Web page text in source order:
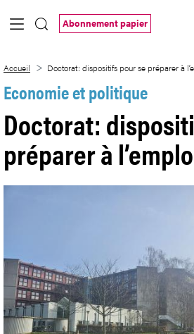
Saut au contenu principal
Abonnement papier
Accueil Doctorat: dispositifs pour se préparer à
Economie et politique
Doctorat:
préparer à